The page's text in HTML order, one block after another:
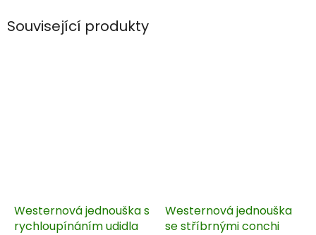
Související produkty
Westernová jednouška s
rychloupínáním udidla
Westernová jednouška
se stříbrnými conchi